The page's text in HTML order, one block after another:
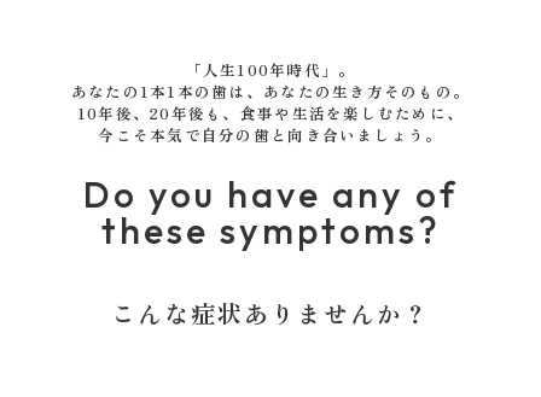
「人生100年時代」。
あなたの1本1本の歯は、あなたの生き方そのもの。
10年後、20年後も、食事や生活を楽しむために、
今こそ本気で自分の歯と向き合いましょう。
Do you have any of
these symptoms?
こんな症状ありませんか？